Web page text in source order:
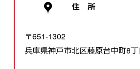
住 所
〒651-1302
兵庫県神戸市北区藤原台中町8